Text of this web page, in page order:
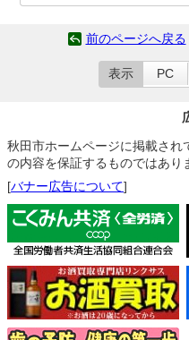
前のページへ戻る
表示 PC
秋田市ホームページに掲載され
の内容を保証するものではあり
[バナー広告について]